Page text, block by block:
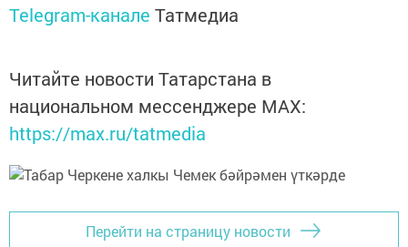
Telegram-канале Татмедиа
Читайте новости Татарстана в
национальном мессенджере MАХ:
https://max.ru/tatmedia
Перейти на страницу новости